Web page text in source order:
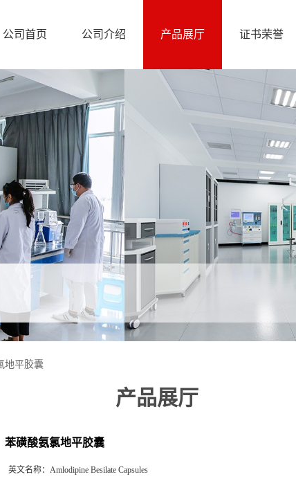
公司首页 公司介绍 产品展厅 证书荣誉
地平胶囊
产品展厅
苯磺酸氨氯地平胶囊
英文名称： Amlodipine Besilate Capsules